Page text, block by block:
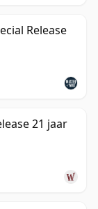
Release
21 jaar